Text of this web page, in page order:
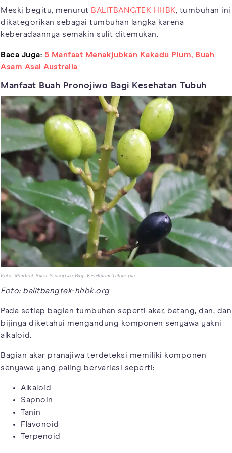
Meski begitu, menurut BALITBANGTEK HHBK, tumbuhan ini
dikategorikan sebagai tumbuhan langka karena
keberadaannya semakin sulit ditemukan.
Baca Juga: 5 Manfaat Menakjubkan Kakadu Plum, Buah
Asam Asal Australia
Manfaat Buah Pronojiwo Bagi Kesehatan Tubuh
Foto: Manfaat Buah Pronojiwo Bagi Kesehatan Tubuh.jpg
Foto: balitbangtek-hhbk.org
Pada setiap bagian tumbuhan seperti akar, batang, dan, dan
bijinya diketahui mengandung komponen senyawa yakni
alkaloid.
Bagian akar pranajiwa terdeteksi memiliki komponen
senyawa yang paling bervariasi seperti:
Alkaloid
Sapnoin
Tanin
Flavonoid
Terpenoid